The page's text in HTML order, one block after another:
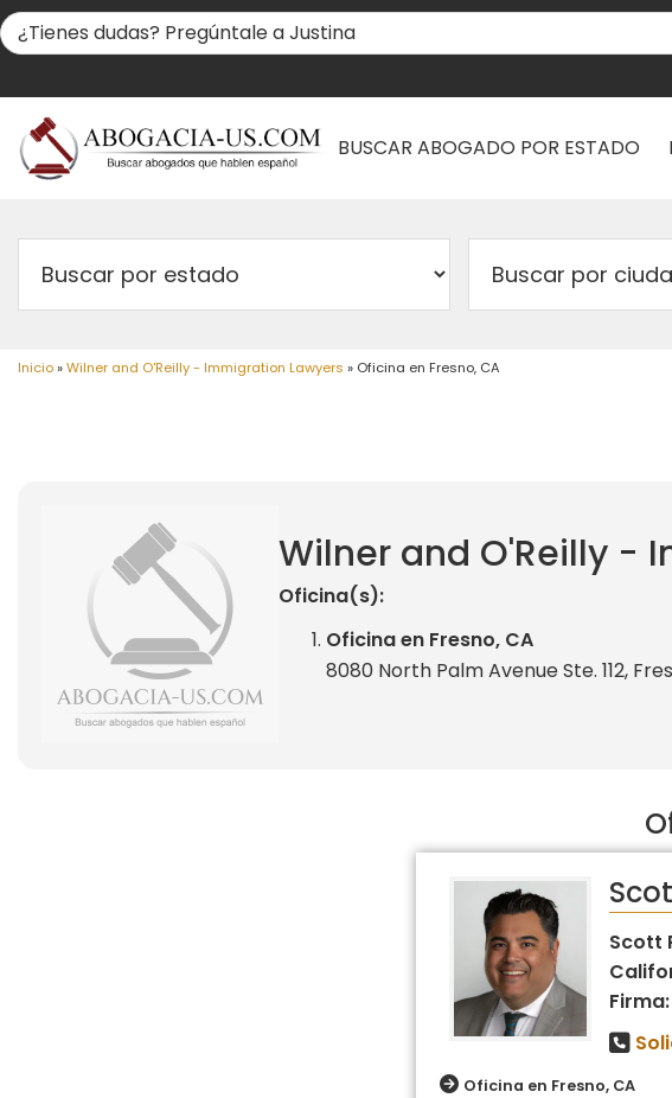
BUSCAR ABOGADO POR ESTADO
Inicio»Wilner and O'Reilly - Immigration Lawyers » Oficina en Fresno, CA
Wilner and O'Reilly -
Oficina(s):
Oficina en Fresno, CA
8080 North Palm Avenue Ste. 112,
Scott
Oficina en Fresno, CA